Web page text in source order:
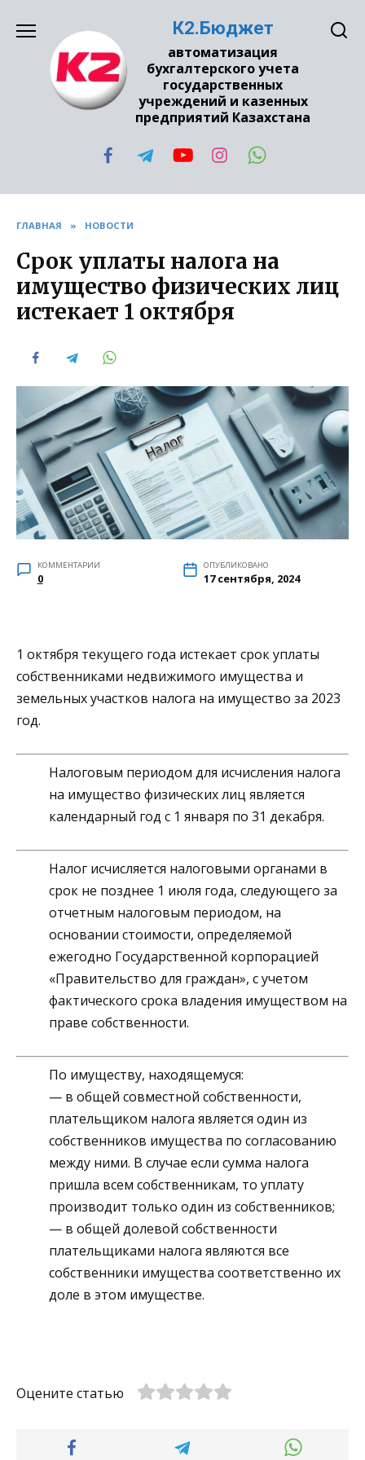
содержанию
К2.Бюджет
автоматизация
бухгалтерского учета
государственных
учреждений и казенных
предприятий Казахстана
ГЛАВНАЯ » НОВОСТИ
Срок уплаты налога на
имущество физических лиц
истекает 1 октября
КОММЕНТАРИИ
0
ОПУБЛИКОВАНО
17 сентября, 2024
1 октября текущего года истекает срок уплаты
собственниками недвижимого имущества и
земельных участков налога на имущество за 2023
год.
Налоговым периодом для исчисления налога
на имущество физических лиц является
календарный год с 1 января по 31 декабря.
Налог исчисляется налоговыми органами в
срок не позднее 1 июля года, следующего за
отчетным налоговым периодом, на
основании стоимости, определяемой
ежегодно Государственной корпорацией
«Правительство для граждан», с учетом
фактического срока владения имуществом на
праве собственности.
По имуществу, находящемуся:
— в общей совместной собственности,
плательщиком налога является один из
собственников имущества по согласованию
между ними. В случае если сумма налога
пришла всем собственникам, то уплату
производит только один из собственников;
— в общей долевой собственности
плательщиками налога являются все
собственники имущества соответственно их
доле в этом имуществе.
Оцените статью